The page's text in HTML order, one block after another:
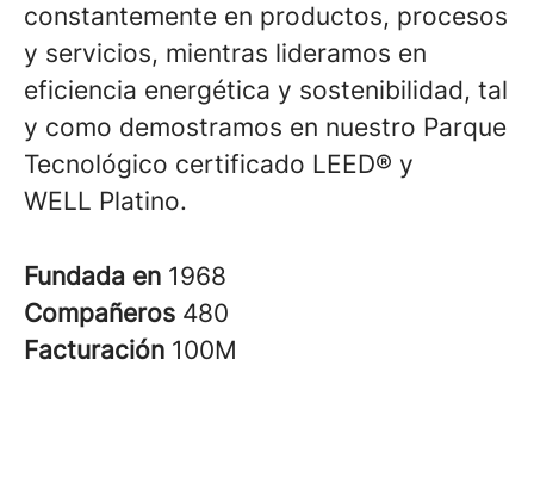
constantemente en productos, procesos
y servicios, mientras lideramos en
eficiencia energética y sostenibilidad, tal
y como demostramos en nuestro Parque
Tecnológico certificado LEED® y
WELL Platino.
Fundada en 1968
Compañeros 480
Facturación 100M